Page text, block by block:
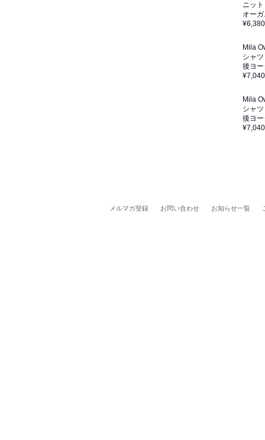
ニット
オー
¥6,380
Mila
シャツ
後ヨ
¥7,040
Mila
シャツ
後ヨ
¥7,040
メルマガ登録 お問い合わせ お知らせ一覧